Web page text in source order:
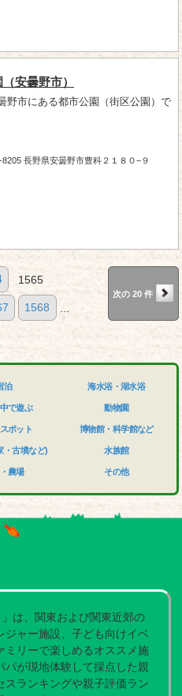
安曇野市）
野市にある都市公園（街区公園）で
8205 長野県安曇野市豊科２１８０−９
1565
1568
次の 20 件
泊
で遊ぶ
ポット
・古墳など)
農場
海水浴・湖水浴
動物園
博物館・科学館など
水族館
その他
は、関東および関東近郊の
ジャー施設、子ども向けイベ
ミリーで楽しめるオススメ施
が現地体験して採点した親
ランキングや親子評価ラン